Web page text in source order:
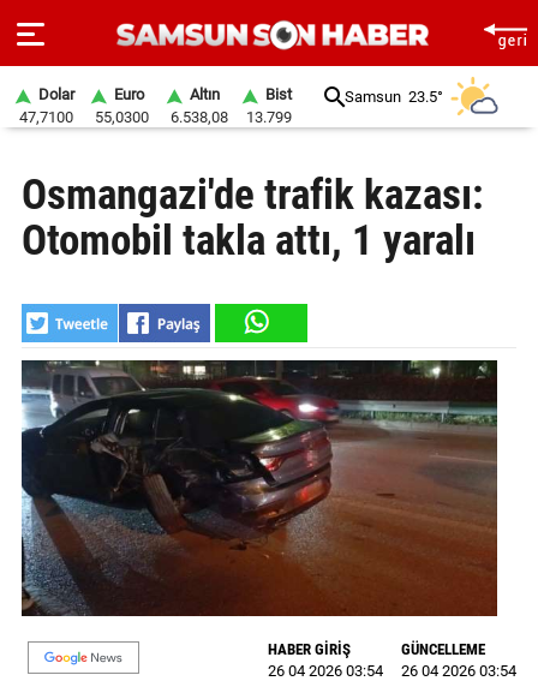
SAYFA
SAMSUN
SAMSUNSPOR
GÜNDEM
SİYASET
EKONOMİ
DÜNYA
MAGAZİN
GALERİ
Dolar
47,7100
Euro
55,0300
Altın
6.538,08
Bist
13.799
Samsun 23.5°
Osmangazi'de trafik kazası:
Otomobil takla attı, 1 yaralı
HABER GİRİŞ
26 04 2026 03:54
GÜNCELLEME
26 04 2026 03:54